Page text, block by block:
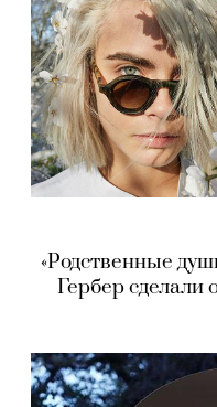
«Родственные
Гербер сделали